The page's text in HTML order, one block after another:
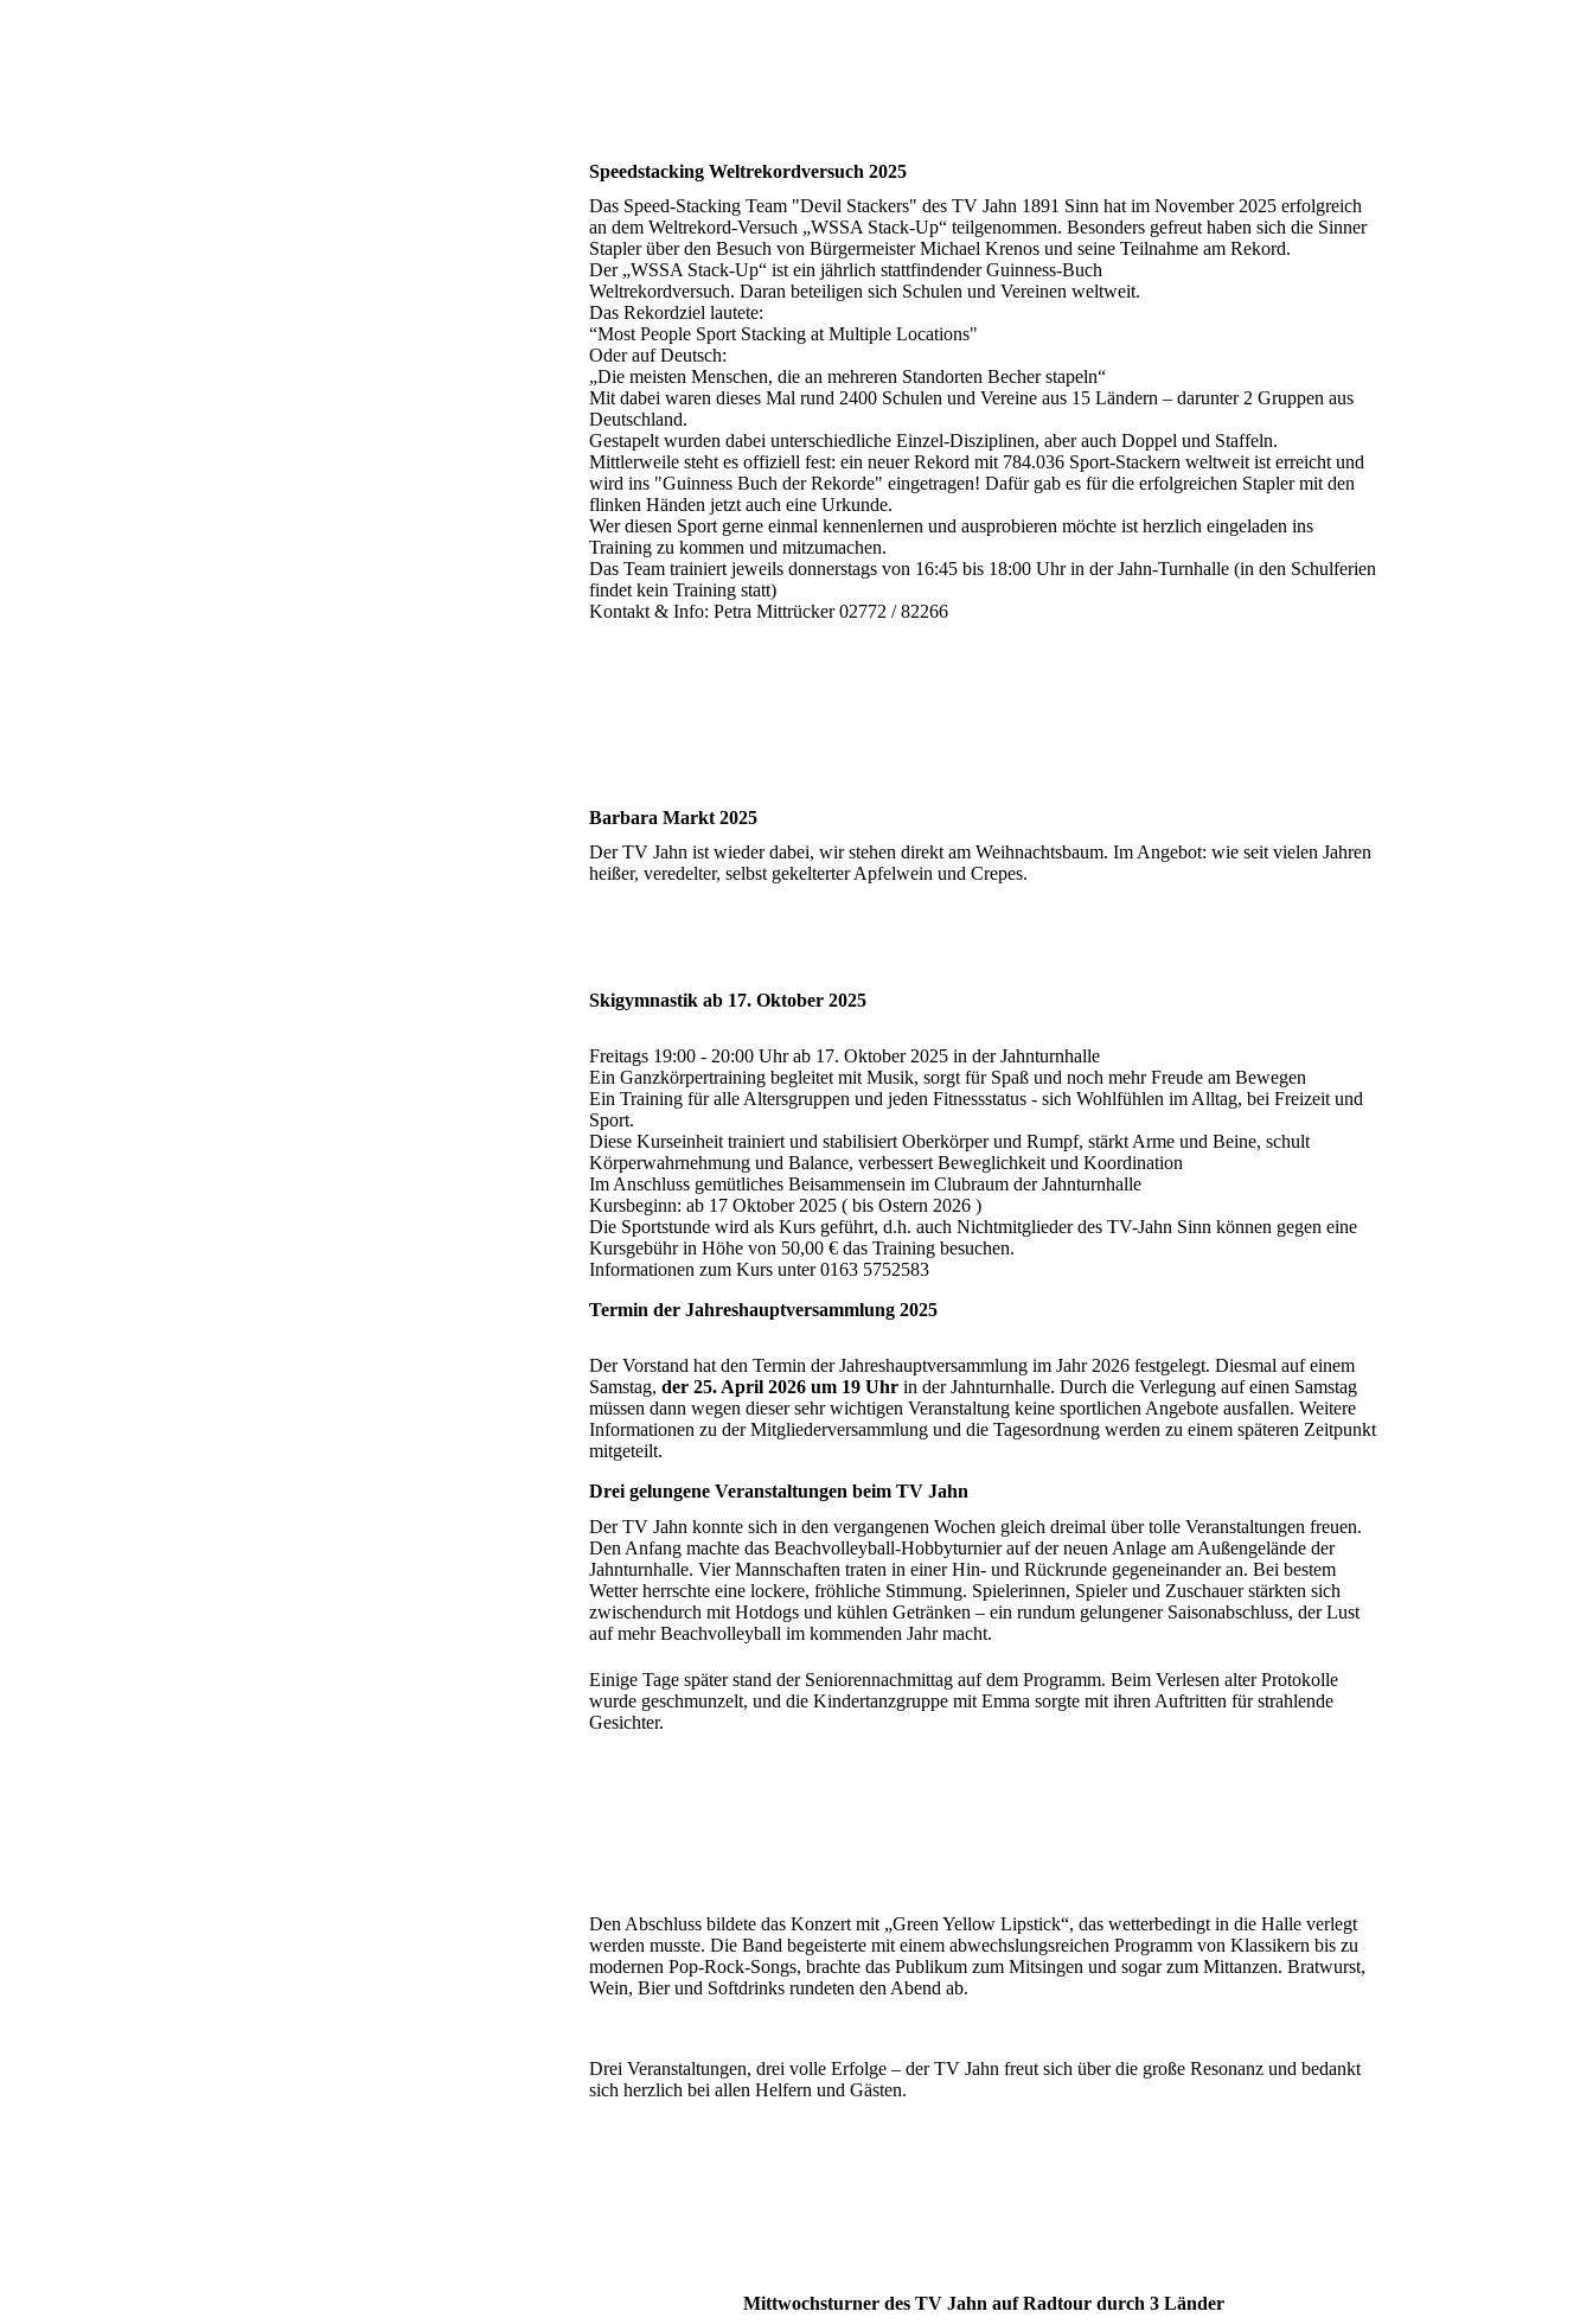
Speedstacking Weltrekordversuch 2025
Das Speed-Stacking Team "Devil Stackers" des TV Jahn 1891 Sinn hat im November 2025 erfolgreich
an dem Weltrekord-Versuch „WSSA Stack-Up“ teilgenommen. Besonders gefreut haben sich die Sinner
Stapler über den Besuch von Bürgermeister Michael Krenos und seine Teilnahme am Rekord.
Der „WSSA Stack-Up“ ist ein jährlich stattfindender Guinness-Buch
Weltrekordversuch. Daran beteiligen sich Schulen und Vereinen weltweit.
Das Rekordziel lautete:
“Most People Sport Stacking at Multiple Locations"
Oder auf Deutsch:
„Die meisten Menschen, die an mehreren Standorten Becher stapeln“
Mit dabei waren dieses Mal rund 2400 Schulen und Vereine aus 15 Ländern – darunter 2 Gruppen aus
Deutschland.
Gestapelt wurden dabei unterschiedliche Einzel-Disziplinen, aber auch Doppel und Staffeln.
Mittlerweile steht es offiziell fest: ein neuer Rekord mit 784.036 Sport-Stackern weltweit ist erreicht und
wird ins "Guinness Buch der Rekorde" eingetragen! Dafür gab es für die erfolgreichen Stapler mit den
flinken Händen jetzt auch eine Urkunde.
Wer diesen Sport gerne einmal kennenlernen und ausprobieren möchte ist herzlich eingeladen ins
Training zu kommen und mitzumachen.
Das Team trainiert jeweils donnerstags von 16:45 bis 18:00 Uhr in der Jahn-Turnhalle (in den Schulferien
findet kein Training statt)
Kontakt & Info: Petra Mittrücker 02772 / 82266
Barbara Markt 2025
Der TV Jahn ist wieder dabei, wir stehen direkt am Weihnachtsbaum. Im Angebot: wie seit vielen Jahren
heißer, veredelter, selbst gekelterter Apfelwein und Crepes.
Skigymnastik ab 17. Oktober 2025
Freitags 19:00 - 20:00 Uhr ab 17. Oktober 2025 in der Jahnturnhalle
Ein Ganzkörpertraining begleitet mit Musik, sorgt für Spaß und noch mehr Freude am Bewegen
Ein Training für alle Altersgruppen und jeden Fitnessstatus - sich Wohlfühlen im Alltag, bei Freizeit und
Sport.
Diese Kurseinheit trainiert und stabilisiert Oberkörper und Rumpf, stärkt Arme und Beine, schult
Körperwahrnehmung und Balance, verbessert Beweglichkeit und Koordination
Im Anschluss gemütliches Beisammensein im Clubraum der Jahnturnhalle
Kursbeginn: ab 17 Oktober 2025 ( bis Ostern 2026 )
Die Sportstunde wird als Kurs geführt, d.h. auch Nichtmitglieder des TV-Jahn Sinn können gegen eine
Kursgebühr in Höhe von 50,00 € das Training besuchen.
Informationen zum Kurs unter 0163 5752583
Termin der Jahreshauptversammlung 2025
Der Vorstand hat den Termin der Jahreshauptversammlung im Jahr 2026 festgelegt. Diesmal auf einem
Samstag, der 25. April 2026 um 19 Uhr in der Jahnturnhalle. Durch die Verlegung auf einen Samstag
müssen dann wegen dieser sehr wichtigen Veranstaltung keine sportlichen Angebote ausfallen. Weitere
Informationen zu der Mitgliederversammlung und die Tagesordnung werden zu einem späteren Zeitpunkt
mitgeteilt.
Drei gelungene Veranstaltungen beim TV Jahn
Der TV Jahn konnte sich in den vergangenen Wochen gleich dreimal über tolle Veranstaltungen freuen.
Den Anfang machte das Beachvolleyball-Hobbyturnier auf der neuen Anlage am Außengelände der
Jahnturnhalle. Vier Mannschaften traten in einer Hin- und Rückrunde gegeneinander an. Bei bestem
Wetter herrschte eine lockere, fröhliche Stimmung. Spielerinnen, Spieler und Zuschauer stärkten sich
zwischendurch mit Hotdogs und kühlen Getränken – ein rundum gelungener Saisonabschluss, der Lust
auf mehr Beachvolleyball im kommenden Jahr macht.
Einige Tage später stand der Seniorennachmittag auf dem Programm. Beim Verlesen alter Protokolle
wurde geschmunzelt, und die Kindertanzgruppe mit Emma sorgte mit ihren Auftritten für strahlende
Gesichter.
Den Abschluss bildete das Konzert mit „Green Yellow Lipstick“, das wetterbedingt in die Halle verlegt
werden musste. Die Band begeisterte mit einem abwechslungsreichen Programm von Klassikern bis zu
modernen Pop-Rock-Songs, brachte das Publikum zum Mitsingen und sogar zum Mittanzen. Bratwurst,
Wein, Bier und Softdrinks rundeten den Abend ab.
Drei Veranstaltungen, drei volle Erfolge – der TV Jahn freut sich über die große Resonanz und bedankt
sich herzlich bei allen Helfern und Gästen.
Mittwochsturner des TV Jahn auf Radtour durch 3 Länder